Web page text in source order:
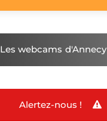
Les webcams d'Annecy
Alertez-nous !